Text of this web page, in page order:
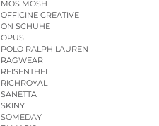
MOS MOSH
OFFICINE CREATIVE
ON SCHUHE
OPUS
POLO RALPH LAUREN
RAGWEAR
REISENTHEL
RICHROYAL
SANETTA
SKINY
SOMEDAY